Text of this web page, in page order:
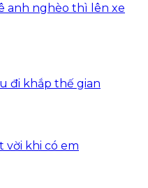
anh nghèo thì lên xe
đi khắp thế gian
vời khi có em